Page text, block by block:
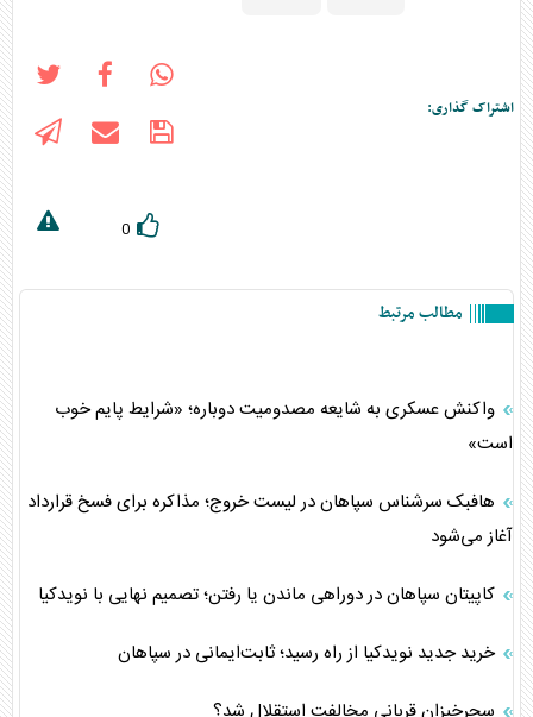
اشتراک گذاری:
0
مطالب مرتبط
واکنش عسکری به شایعه مصدومیت دوباره؛ «شرایط پایم خوب
است»
هافبک سرشناس سپاهان در لیست خروج؛ مذاکره برای فسخ قرارداد
آغاز می‌شود
کاپیتان سپاهان در دوراهی ماندن یا رفتن؛ تصمیم نهایی با نویدکیا
خرید جدید نویدکیا از راه رسید؛ ثابت‌ایمانی در سپاهان